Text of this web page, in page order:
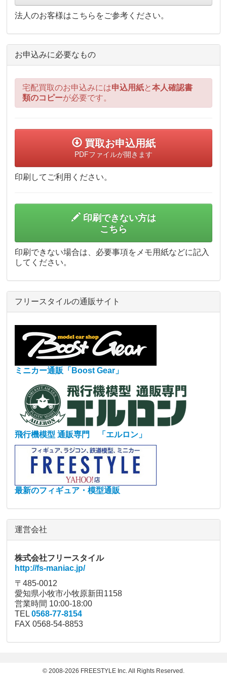
法人のお客様はこちらをご参考ください。
お申込みに必要なもの
宅配買取のお申込みには申込用紙と本人確認書
類のコピーが必要です。
買取お申込用紙
PDFファイルが開きます
印刷してご利用ください。
印刷できない方は
こちら
印刷できない場合は、必要事項をメモ用紙などに記入
してください。
フリースタイルの通販サイト
ミニカー通販「Boost Gear」
飛行機模型 通販専門 「エルロン」
最新のフィギュア・模型通販
運営会社
株式会社フリースタイル
http://fs-maniac.jp/
〒485-0012
愛知県小牧市小牧原新田1158
営業時間 10:00-18:00
TEL0568-77-8154
FAX 0568-54-8853
© 2008-2026 FREESTYLE Inc. All Rights Reserved.